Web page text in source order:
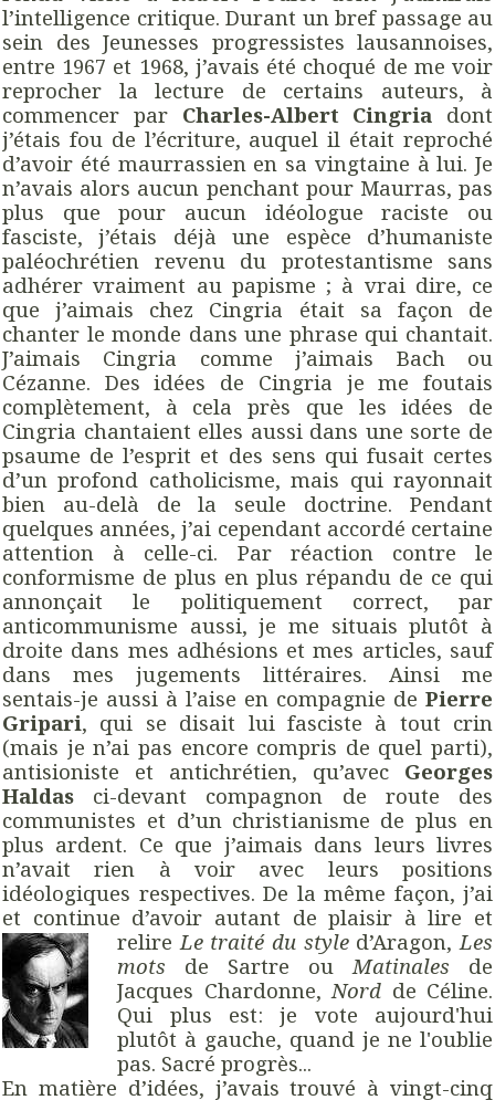
l’intelligence critique. Durant un bref passage au
sein des Jeunesses progressistes lausannoises,
entre 1967 et 1968, j’avais été choqué de me voir
reprocher la lecture de certains auteurs, à
commencer par Charles-Albert Cingria dont
j’étais fou de l’écriture, auquel il était reproché
d’avoir été maurrassien en sa vingtaine à lui. Je
n’avais alors aucun penchant pour Maurras, pas
plus que pour aucun idéologue raciste ou
fasciste, j’étais déjà une espèce d’humaniste
paléochrétien revenu du protestantisme sans
adhérer vraiment au papisme ; à vrai dire, ce
que j’aimais chez Cingria était sa façon de
chanter le monde dans une phrase qui chantait.
J’aimais Cingria comme j’aimais Bach ou
Cézanne. Des idées de Cingria je me foutais
complètement, à cela près que les idées de
Cingria chantaient elles aussi dans une sorte de
psaume de l’esprit et des sens qui fusait certes
d’un profond catholicisme, mais qui rayonnait
bien au-delà de la seule doctrine. Pendant
quelques années, j’ai cependant accordé certaine
attention à celle-ci. Par réaction contre le
conformisme de plus en plus répandu de ce qui
annonçait le politiquement correct, par
anticommunisme aussi, je me situais plutôt à
droite dans mes adhésions et mes articles, sauf
dans mes jugements littéraires. Ainsi me
sentais-je aussi à l’aise en compagnie de Pierre
Gripari, qui se disait lui fasciste à tout crin
(mais je n’ai pas encore compris de quel parti),
antisioniste et antichrétien, qu’avec Georges
Haldas ci-devant compagnon de route des
communistes et d’un christianisme de plus en
plus ardent. Ce que j’aimais dans leurs livres
n’avait rien à voir avec leurs positions
idéologiques respectives. De la même façon, j’ai
et continue d’avoir autant de plaisir à lire et
relire Le traité du styled’Aragon, Les
mots de Sartre ou Matinales de
Jacques Chardonne, Nord de Céline.
Qui plus est: je vote aujourd'hui
plutôt à gauche, quand je ne l'oublie
pas. Sacré progrès...
En matière d’idées, j’avais trouvé à vingt-cinq